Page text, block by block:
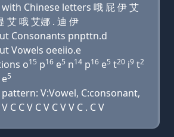
Chinese letters 哦 屁 伊 艾
艾 哦 艾娜 . 迪 伊
Consonants pnpttn.d
Vowels oeeiio.e
o15 p16 e5 n14 p16 e5 t20 i9 t2
e5
V:Vowel, C:consonant,
C C V C V C V V C . C V